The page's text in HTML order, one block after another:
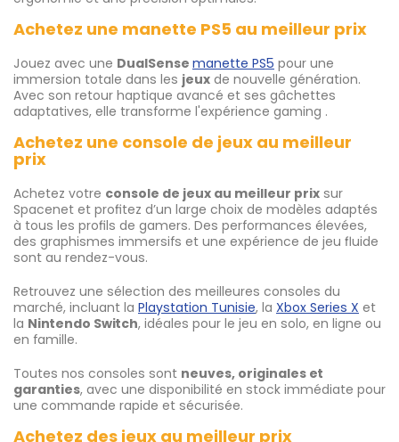
Achetez une manette PS5 au meilleur prix
Jouez avec une DualSense manette PS5 pour une
immersion totale dans les jeux de nouvelle génération.
Avec son retour haptique avancé et ses gâchettes
adaptatives, elle transforme l'expérience gaming .
Achetez une console de jeux au meilleur
prix
Achetez votre console de jeux au meilleur prix sur
Spacenet et profitez d’un large choix de modèles adaptés
à tous les profils de gamers. Des performances élevées,
des graphismes immersifs et une expérience de jeu fluide
sont au rendez-vous.
Retrouvez une sélection des meilleures consoles du
marché, incluant la Playstation Tunisie, la Xbox Series X et
la Nintendo Switch, idéales pour le jeu en solo, en ligne ou
en famille.
Toutes nos consoles sont neuves, originales et
garanties, avec une disponibilité en stock immédiate pour
une commande rapide et sécurisée.
Achetez des jeux au meilleur prix